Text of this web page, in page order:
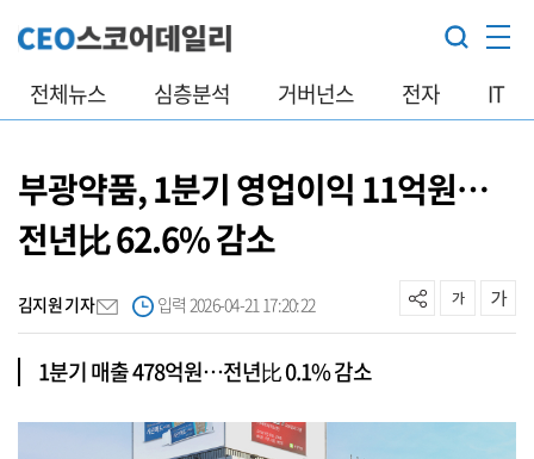
전체뉴스 심층분석 거버넌스 전자 IT
부광약품, 1분기 영업이익 11억원…
전년比 62.6% 감소
김지원 기자 입력 2026-04-21 17:20:22
1분기 매출 478억원…전년比 0.1% 감소